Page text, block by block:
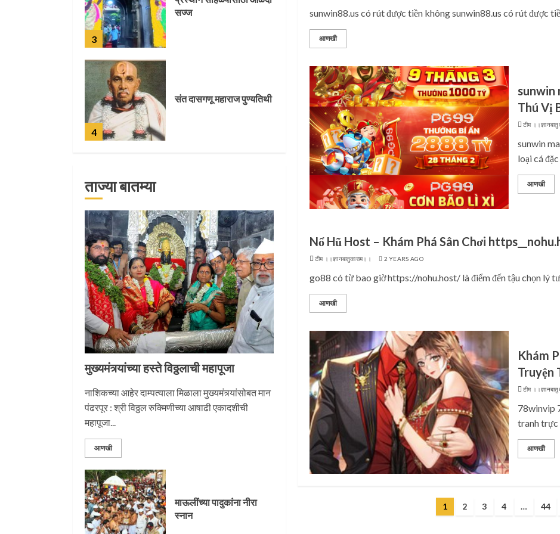
sunwin88.us có rút được tiền không sunwin88.us có rút được
आणखी
sunwin
Thú Vị
टीम
sunwin
loại cá
आणखी
Nổ Hũ Host – Khám Phá Sân Chơi
टीम ।।ज्ञानबातुकाराम।। 2 YEARS AGO
go88 có từ bao giờ https://nohu.host/ là điểm đến tậu chọn lý
आणखी
Khám
Truyện
टीम
78winvip
tranh trực
आणखी
1 2 3 4 … 44
3
सज्ज
4
संत दासगणू महाराज पुण्यतिथी
5
1
‘तुकाराम तुकाराम’ गजरी
दुमदुमली देहूनगरी
2
नगरच्या काळे दाम्पत्याला
3
ताज्या बातम्या
मुख्यमंत्र्यांच्या हस्ते विठ्ठलाची महापूजा
नाशिकच्या आहेर दाम्पत्याला मिळाला मुख्यमंत्र्यांसोबत मान
पंढरपूर : श्री विठ्ठल रुक्मिणीच्या आषाढी एकादशीची
महापूजा...
आणखी
माऊलींच्या पादुकांना नीरा
स्नान